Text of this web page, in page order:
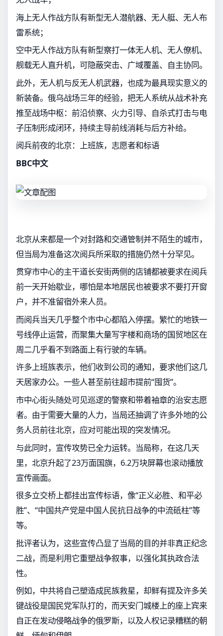
海上无人作战方队有新型无人潜航器、无人艇、无人布
雷系统；
空中无人作战方队有新型察打一体无人机、无人僚机、
舰载无人直升机，可隐蔽突击、广域覆盖、自主协同。
此外，无人机与反无人机武器，也成为最具现实意义的
新装备。俄乌战场三年的经验，把无人系统从战术补充
推至战场中枢：前沿侦察、火力引导、自杀式打击与电
子压制形成闭环，持续主导前线消耗与后方补给。
阅兵前夜的北京：上班族，志愿者和标语
BBC中文
北京从来都是一个对封路和交通管制并不陌生的城市，
但当局为准备这次阅兵所采取的措施仍然十分罕见。
贯穿市中心的主干道长安街两侧的店铺都被要求在阅兵
前一天开始歇业，哪怕是本地居民也被要求不要打开窗
户，并不准留宿外来人员。
而阅兵当天几乎整个市中心都陷入停摆。繁忙的地铁一
号线停止运营，而聚集大量写字楼和商场的国贸地区在
周二几乎看不到路面上有行驶的车辆。
许多上班族表示，他们收到公司的通知，要求他们这几
天居家办公。一些人甚至前往超市提前“囤货”。
市中心街头随处可见巡逻的警察和带着袖章的治安志愿
者。由于需要大量的人力，当局还抽调了许多外地的公
务人员前往北京，应对可能出现的突发情况。
与此同时，宣传攻势已全力运转。当局称，在这几天
里，北京升起了23万面国旗，6.2万块屏幕也滚动播放
宣传画面。
很多立交桥上都挂出宣传标语，像“正义必胜、和平必
胜”、“中国共产党是中国人民抗日战争的中流砥柱”等
等。
批评者认为，这些宣传凸显了当局的目的并非真正纪念
二战，而是利用它重塑战争叙事，以强化其执政合法
性。
例如，中共将自己塑造成民族救星，却鲜有提及许多关
键战役是国民党军队打的，而天安门城楼上的座上宾来
自正在发动侵略战争的俄罗斯，以及人权记录糟糕的朝